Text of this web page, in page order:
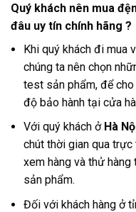
Quý khách nên mua
đâu uy tín chính hãng ?
Khi quý khách đi mua
chúng ta nên chọn
test sản phẩm, để
độ bảo hành tại cửa
Với quý khách ở Hà
chút thời gian qua trực
xem hàng và thử
sản phẩm.
Đối với khách hàng ở